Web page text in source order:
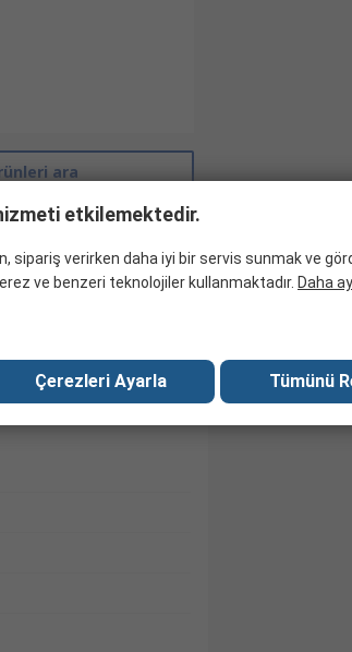
ara
etkilemektedir.
sipariş verirken daha iyi bir servis sunmak ve
ve benzeri teknolojiler kullanmaktadır. Daha
Çerezleri Ayarla Tümünü